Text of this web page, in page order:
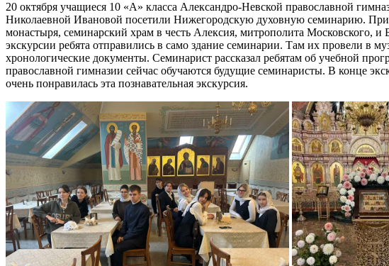
20 октября учащиеся 10 «А» класса Александро-Невской православной
Николаевной Ивановой посетили Нижегородскую духовную семинарию. При
монастыря, семинарский храм в честь Алексия, митрополита Московского,
экскурсии ребята отправились в само здание семинарии. Там их провели в
хронологические документы. Семинарист рассказал ребятам об учебной
православной гимназии сейчас обучаются будущие семинаристы. В конце
очень понравилась эта познавательная экскурсия.